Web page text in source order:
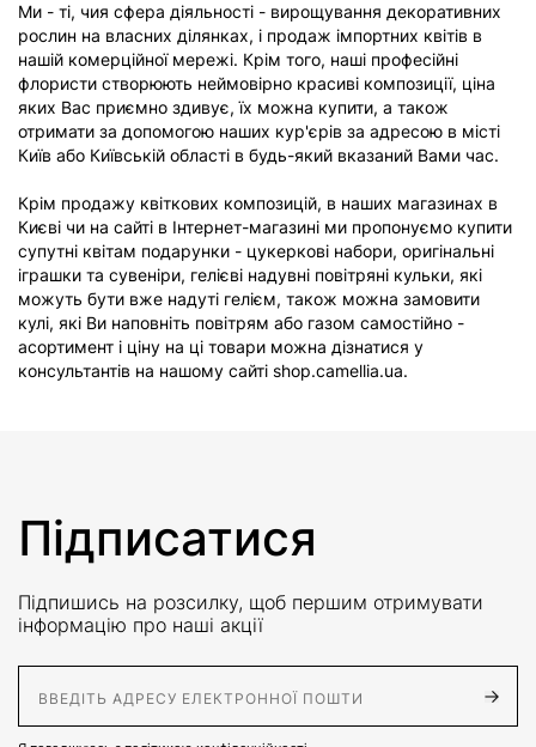
Ми - ті, чия сфера діяльності - вирощування декоративних
рослин на власних ділянках, і продаж імпортних квітів в
нашій комерційної мережі. Крім того, наші професійні
флористи створюють неймовірно красиві композиції, ціна
яких Вас приємно здивує, їх можна купити, а також
отримати за допомогою наших кур'єрів за адресою в місті
Київ або Київській області в будь-який вказаний Вами час.
Крім продажу квіткових композицій, в наших магазинах в
Києві чи на сайті в Інтернет-магазині ми пропонуємо купити
супутні квітам подарунки - цукеркові набори, оригінальні
іграшки та сувеніри, гелієві надувні повітряні кульки, які
можуть бути вже надуті гелієм, також можна замовити
кулі, які Ви наповніть повітрям або газом самостійно -
асортимент і ціну на ці товари можна дізнатися у
консультантів на нашому сайті shop.camellia.ua.
Підписатися
Підпишись на розсилку, щоб першим отримувати
інформацію про наші акції